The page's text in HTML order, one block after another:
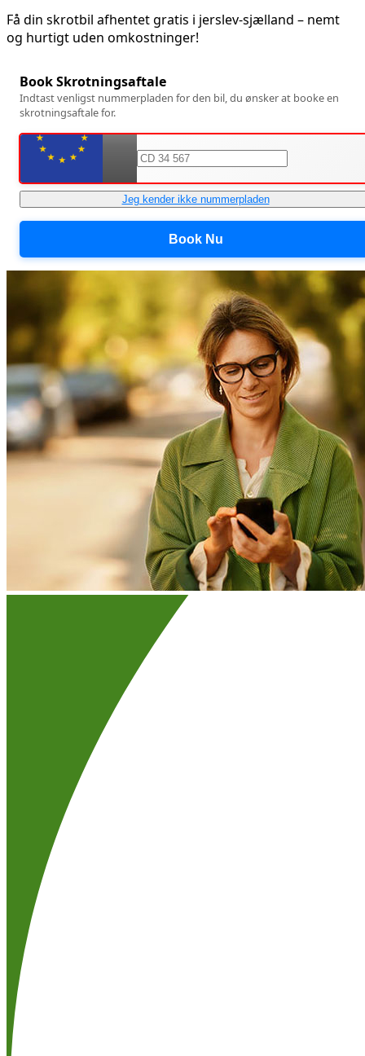
Få din skrotbil afhentet gratis i jerslev-sjælland – nemt
og hurtigt uden omkostninger!
Book Skrotningsaftale
Indtast venligst nummerpladen for den bil, du ønsker at booke en
skrotningsaftale for.
Jeg kender ikke nummerpladen
Book Nu